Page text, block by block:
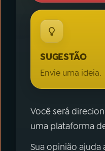
SUGESTÃO
Envie uma ideia.
Você será
uma plataforma
Sua opinião ajuda